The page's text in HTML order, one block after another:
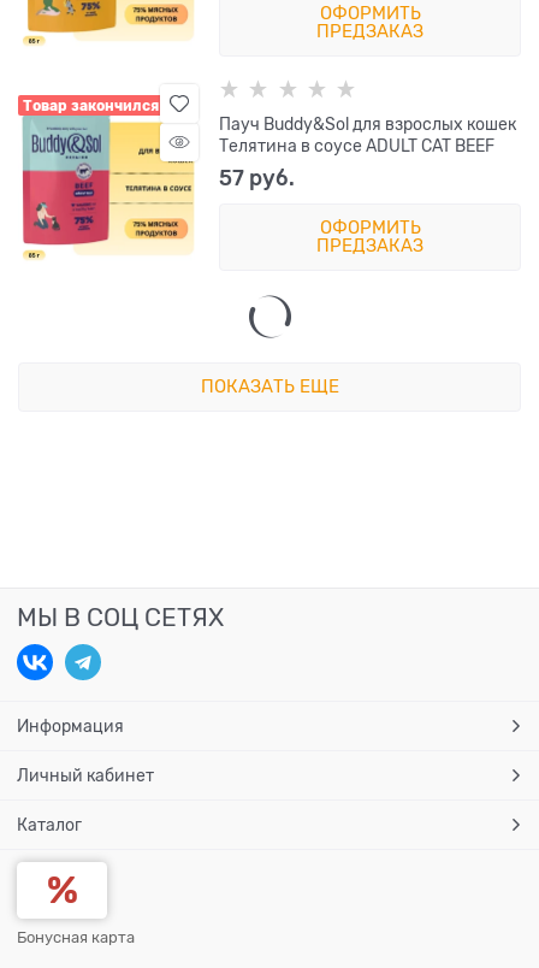
ОФОРМИТЬ
ПРЕДЗАКАЗ
Товар закончился
Пауч Buddy&Sol для взрослых кошек
Телятина в соусе ADULT CAT BEEF
57 руб.
ОФОРМИТЬ
ПРЕДЗАКАЗ
ПОКАЗАТЬ ЕЩЕ
МЫ В СОЦ СЕТЯХ
Информация
Личный кабинет
Каталог
Бонусная карта